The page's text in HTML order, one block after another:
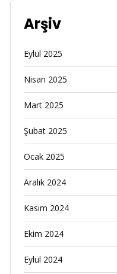
Arşiv
Eylül 2025
Nisan 2025
Mart 2025
Şubat 2025
Ocak 2025
Aralık 2024
Kasım 2024
Ekim 2024
Eylül 2024